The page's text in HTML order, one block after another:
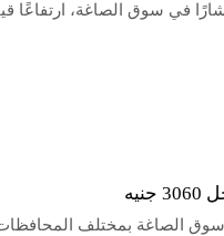
يُعد الأكثر انتشارًا في سوق الصاغة، ارتفاعًا
سوق الصاغة بمختلف